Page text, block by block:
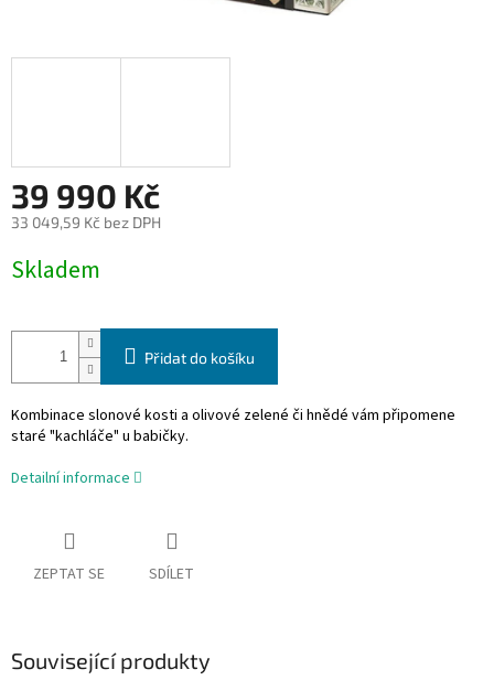
39 990 Kč
33 049,59 Kč bez DPH
cena:
Skladem
Přidat do košíku
Kombinace slonové kosti a olivové zelené či hnědé vám připomene
staré "kachláče" u babičky.
Detailní informace
ZEPTAT SE SDÍLET
Související produkty